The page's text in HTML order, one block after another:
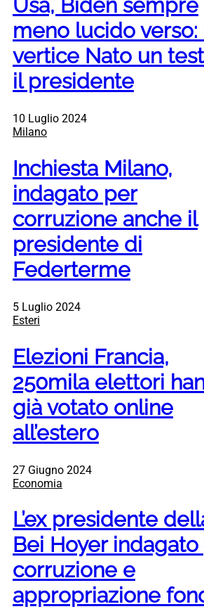
Usa, Biden sempre
meno lucido verso:
vertice Nato un
il presidente
10 Luglio 2024
Milano
Inchiesta Milano,
indagato per
corruzione anche il
presidente di
Federterme
5 Luglio 2024
Esteri
Elezioni Francia,
250mila elettori
già votato online
all’estero
27 Giugno 2024
Economia
L’ex presidente
Bei Hoyer
corruzione e
appropriazione